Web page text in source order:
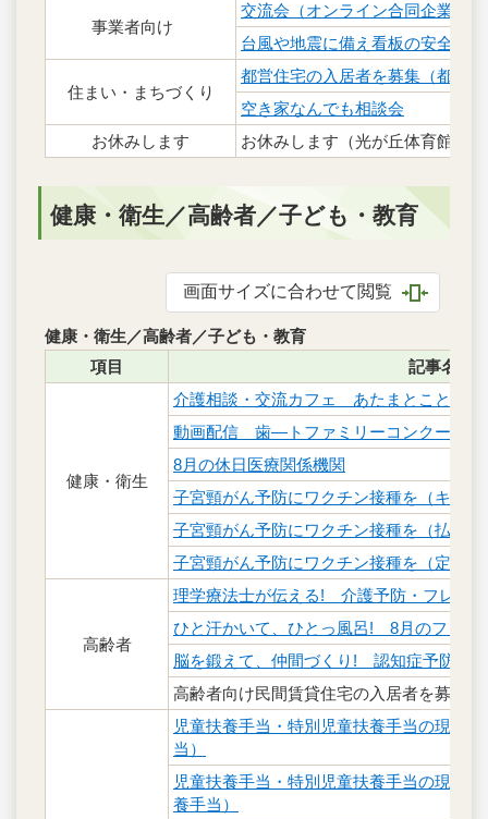
事業者向け
交流会（オンライン合同企業説
台風や地震に備え看板の安全点
住まい・まちづくり
都営住宅の入居者を募集（都公
空き家なんでも相談会
お休みします
お休みします（光が丘体育館）
健康・衛生／高齢者／子ども・教育
画面サイズに合わせて閲覧
健康・衛生／高齢者／子ども・教育
項目
記事名
健康・衛生
介護相談・交流カフェ あたまとことばは
動画配信 歯―トファミリーコンクール入
8月の休日医療関係機関
子宮頸がん予防にワクチン接種を（キャ
子宮頸がん予防にワクチン接種を（払い戻
子宮頸がん予防にワクチン接種を（定期接
高齢者
理学療法士が伝える! 介護予防・フレイ
ひと汗かいて、ひとっ風呂! 8月のフロ・
脳を鍛えて、仲間づくり! 認知症予防プ
高齢者向け民間賃貸住宅の入居者を募集
児童扶養手当・特別児童扶養手当の現況
当）
児童扶養手当・特別児童扶養手当の現況
養手当）